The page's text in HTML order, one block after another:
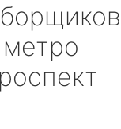
метро